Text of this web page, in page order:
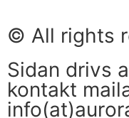
© All rights
Sidan drivs
kontakt